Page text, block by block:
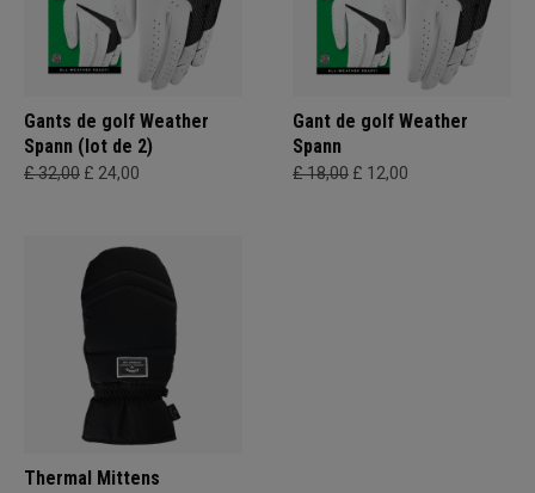
Gants de golf Weather
Spann (lot de 2)
£ 32,00 £ 24,00
Gant de golf Weather
Spann
£ 18,00 £ 12,00
Thermal Mittens